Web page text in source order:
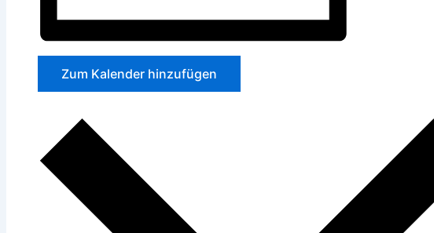
Zum Kalender hinzufügen